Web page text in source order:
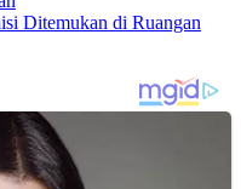
Ditemukan di Ruangan